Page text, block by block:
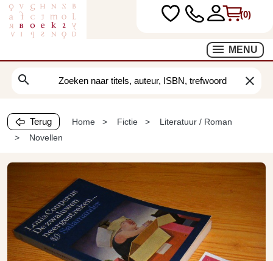
(0)
MENU
search clear
Terug Home Fictie
Literatuur / Roman
Novellen